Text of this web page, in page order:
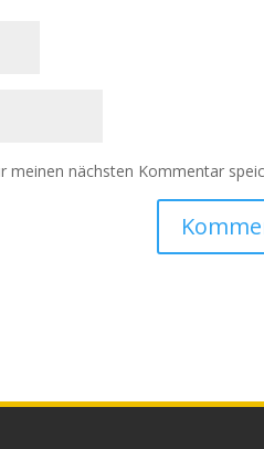
meinen nächsten Kommentar